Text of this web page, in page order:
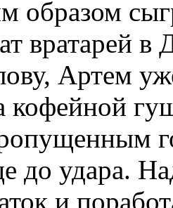
образом
вратарей
Артем
кофейной
до удара.
и